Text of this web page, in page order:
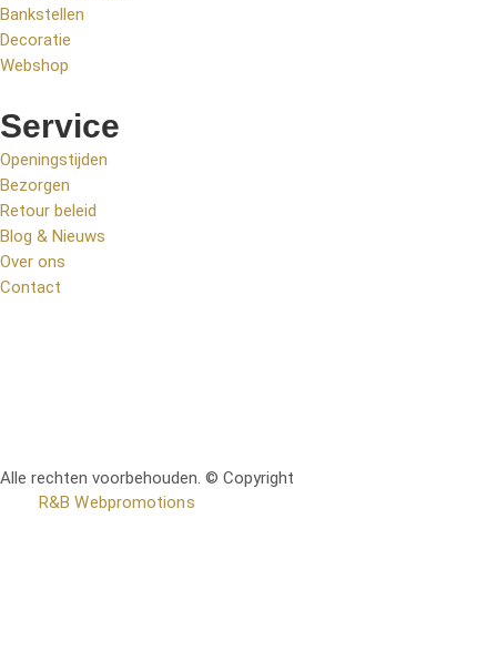
Bankstellen
Decoratie
Webshop
Service
Openingstijden
Bezorgen
Retour beleid
Blog & Nieuws
Over ons
Contact
Alle rechten voorbehouden. © Copyright
R&B Webpromotions